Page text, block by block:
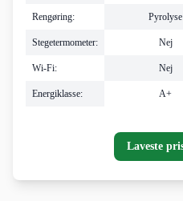
Rengøring:
Stegetermometer:
Wi-Fi:
Energiklasse:
Pyrolyse
Nej
Nej
A+
Laveste